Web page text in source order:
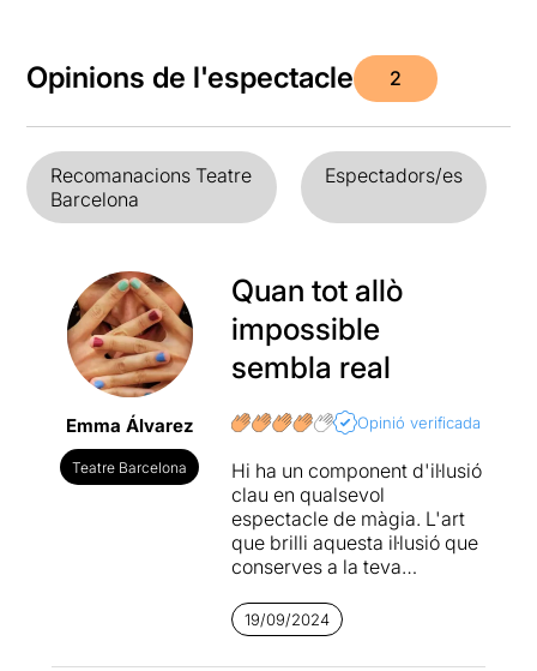
Opinions de l'espectacle 2
Recomanacions Teatre
Barcelona
Espectadors/es
Emma Álvarez
Teatre Barcelona
Quan tot allò
impossible
sembla real
Opinió verificada
Hi ha un component d'il·lusió
clau en qualsevol
espectacle de màgia. L'art
que brilli aquesta il·lusió que
conserves a la teva
segons avances a l'edat
adulta. La destresa per
desafiar les lleis de la
19/09/2024